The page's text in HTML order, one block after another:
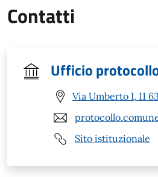
Contatti
Ufficio
Via Umberto I, 11
Sito istituzionale